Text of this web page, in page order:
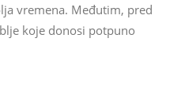
vremena. Međutim, pred
koje donosi potpuno